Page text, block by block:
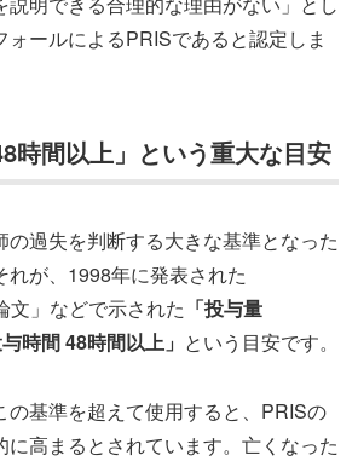
ォールによるPRISであると認定しま
時間以上」という重大な目安
の過失を判断する大きな基準となった
れが、1998年に発表された
文」などで示された 「投与量
時間 48時間以上」 という目安です。
の基準を超えて使用すると、PRISの
に高まるとされています。亡くなった